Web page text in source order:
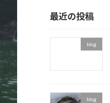
ブ
最近の投稿
blog
blog